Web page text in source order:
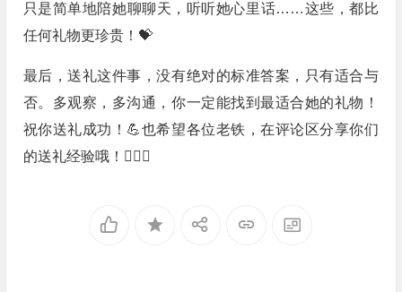
只是简单地陪她聊聊天，听听她心里话……这些，都比
任何礼物更珍贵！💝
最后，送礼这件事，没有绝对的标准答案，只有适合与
否。多观察，多沟通，你一定能找到最适合她的礼物！
祝你送礼成功！💪也希望各位老铁，在评论区分享你们
的送礼经验哦！🙋🏻‍♀️